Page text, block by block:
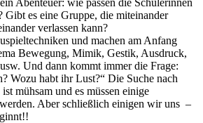
Gibt es eine Gruppe, die miteinander
verlassen kann?
und machen am Anfang
Bewegung, Mimik, Gestik, Ausdruck,
Und dann kommt immer die Frage:
Wozu habt ihr Lust?“ Die Suche nach
mühsam und es müssen einige
Aber schließlich einigen wir uns –